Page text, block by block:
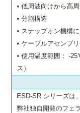
• 低周波向けから高
• 分割構造
• スナップオン機構
• ケーブルアセンブ
• 使用温度範囲： -
ス）
ESD-SR シリーズは
弊社独自開発のフェ